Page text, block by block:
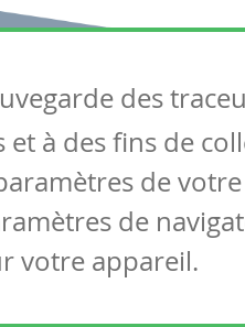
Articles
Tous les articles
Articles DYS
Circulaires
des
à des fins de
de
de
votre appareil.